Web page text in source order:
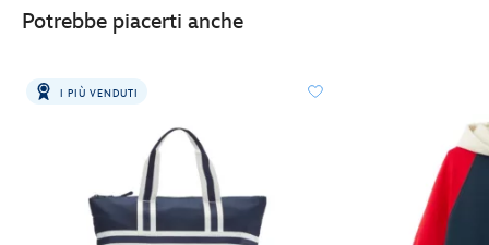
Potrebbe piacerti anche
I PIÙ VENDUTI